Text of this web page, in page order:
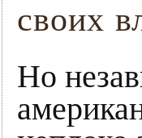
своих
Но